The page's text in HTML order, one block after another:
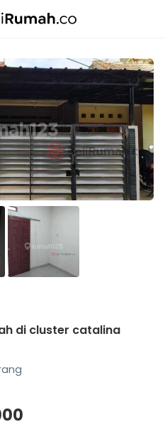
di cluster catalina